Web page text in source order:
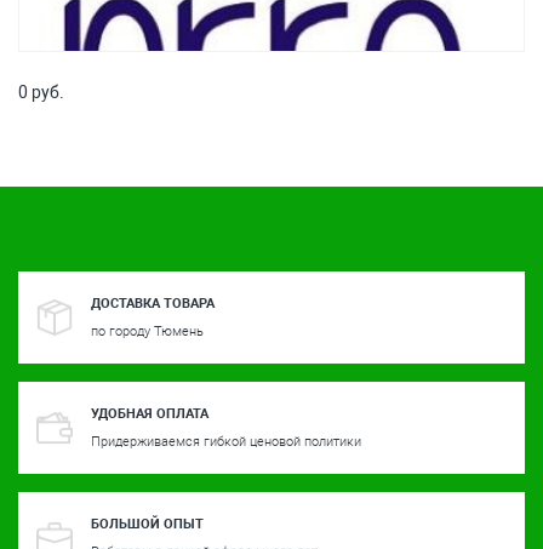
0 руб.
ДОСТАВКА ТОВАРА
по городу Тюмень
УДОБНАЯ ОПЛАТА
Придерживаемся гибкой ценовой политики
БОЛЬШОЙ ОПЫТ